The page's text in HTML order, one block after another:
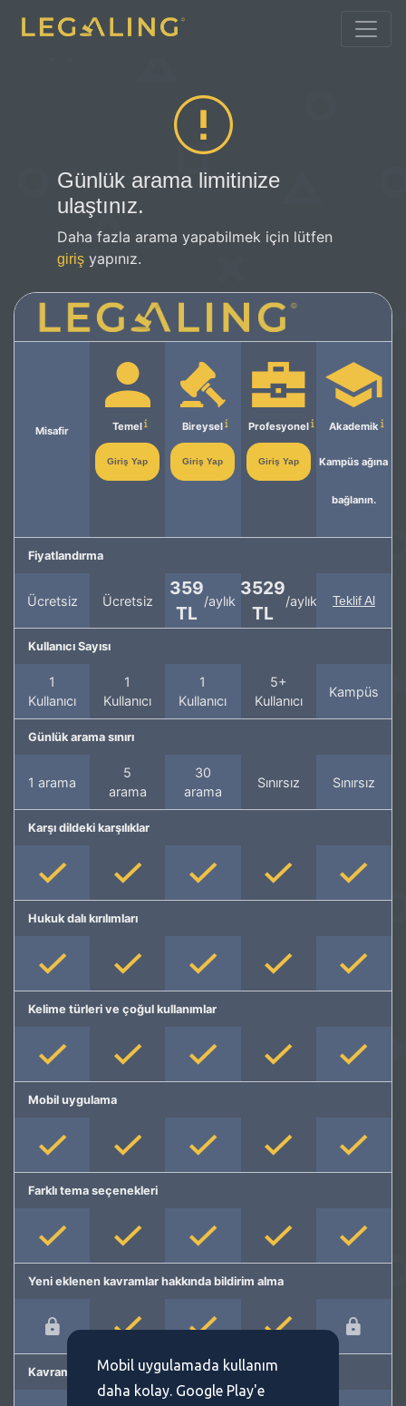
Günlük arama limitinize
ulaştınız.
Daha fazla arama yapabilmek için lütfen
giriş yapınız.
Misafir Temel
Giriş Yap
Bireysel
Giriş Yap
Profesyonel
Giriş Yap
Akademik
Kampüs ağına
bağlanın.
Fiyatlandırma
Ücretsiz Ücretsiz
359
TL
/aylık
3529
TL
/aylık Teklif Al
Kullanıcı Sayısı
1
Kullanıcı
1
Kullanıcı
1
Kullanıcı
5+
Kullanıcı
Kampüs
Günlük arama sınırı
1 arama
5
arama
30
arama
Sınırsız Sınırsız
Karşı dildeki karşılıklar
Hukuk dalı kırılımları
Kelime türleri ve çoğul kullanımlar
Mobil uygulama
Farklı tema seçenekleri
Yeni eklenen kavramlar hakkında bildirim alma
Kavram önermeMobil uygulamada kullanım
daha kolay. Google Play'e